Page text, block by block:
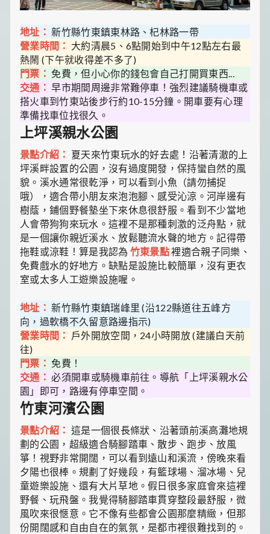
地址： 新竹縣竹東鎮東林路、杞林路一帶
營業時間： 大約清晨5、6點開始到中午12點左右最
熱鬧 (下午就收得差不多了)
門票： 免費，但小心你的錢包會自己打開買東西...
交通： 早市期間周邊非常難停車！強烈建議騎機車或
搭火車到竹東站後步行約10-15分鐘。開車要有心理
準備找車位找很久。
上坪溪親水公園
景點介紹： 夏天來竹東玩水的好去處！沿著清澈的上
坪溪畔設置的公園，沒有過度開發，保持蠻自然的風
貌。溪水通常很乾淨，可以看到小魚（請勿捕捉
哦），適合帶小朋友來泡泡腳、感受沁涼。河岸邊有
樹蔭，鋪個野餐墊坐下來休息很舒服。看到不少當地
人會帶狗狗來玩水。這裡不是那種刺激的泛舟點，就
是一個讓你親近溪水、放鬆聽流水聲的地方。記得帶
拖鞋或涼鞋！算是我認為 竹東景點裡適合親子同樂、
免費戲水的好地方。缺點是設施比較簡單，沒有更衣
室或太多人工遊樂設施喔。
地址： 新竹縣竹東鎮瑞峰里 (沿122縣道往五峰方
向，過軟橋不久留意路邊指示)
營業時間：
戶外開放空間，24小時開放 (建議白天前
往)
門票： 免費！
交通： 必須開車或騎機車前往。導航「上坪溪親水公
園」即可，路邊有停車空間。
竹東河濱公園
景點介紹： 這是一個很長條狀、沿著頭前溪高灘地規
劃的公園，超級適合騎腳踏車、散步、跑步、放風
箏！視野非常開闊，可以看到遠山和溪流，傍晚來看
夕陽也很棒。規劃了好幾段，有籃球場、溜冰場、兒
童遊樂設施、還有大片草地。假日很多家庭會來這裡
野餐、玩飛盤。我覺得騎腳踏車貫穿整段最舒服，微
風吹來很愜意。它不像有些都會公園那麼精緻，但那
份開闊感和自由自在的氣氛，是都市裡很難找到的。